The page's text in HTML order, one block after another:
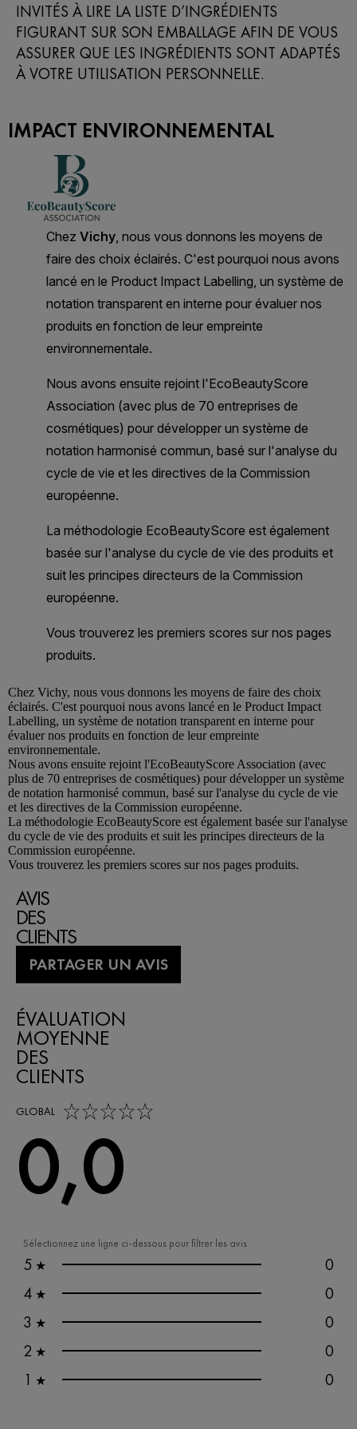
INVITÉS À LIRE LA LISTE D’INGRÉDIENTS
FIGURANT SUR SON EMBALLAGE AFIN DE VOUS
ASSURER QUE LES INGRÉDIENTS SONT ADAPTÉS
À VOTRE UTILISATION PERSONNELLE.
IMPACT ENVIRONNEMENTAL
Chez Vichy, nous vous donnons les moyens de faire des choix
éclairés. C'est pourquoi nous avons lancé en le Product Impact
Labelling, un système de notation transparent en interne pour
évaluer nos produits en fonction de leur empreinte
environnementale.
Nous avons ensuite rejoint l'EcoBeautyScore Association (avec
plus de 70 entreprises de cosmétiques) pour développer un système
de notation harmonisé commun, basé sur l'analyse du cycle de vie
et les directives de la Commission européenne.
La méthodologie EcoBeautyScore est également basée sur l'analyse
du cycle de vie des produits et suit les principes directeurs de la
Commission européenne.
Vous trouverez les premiers scores sur nos pages produits.
AVIS
DES
CLIENTS
PARTAGER UN AVIS
Sélectionnez une ligne ci-dessous pour filtrer les avis
5 ★
0
4 ★
0
3 ★
0
2 ★
0
1 ★ 0
ÉVALUATION
MOYENNE
DES
CLIENTS
GLOBAL
0,0 out of 5 stars
0,0